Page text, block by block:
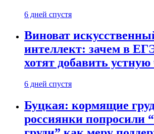
6 дней спустя
Виноват
интеллект: зачем в
хотят добавить устную
6 дней спустя
Буцкая: кормящие
россиянки попросили